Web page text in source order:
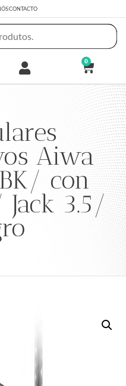
CONTACTO
0
Aiwa
con
3.5/